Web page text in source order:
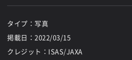
タイプ：写真
掲載日： 2022/03/15
クレジット：ISAS/JAXA